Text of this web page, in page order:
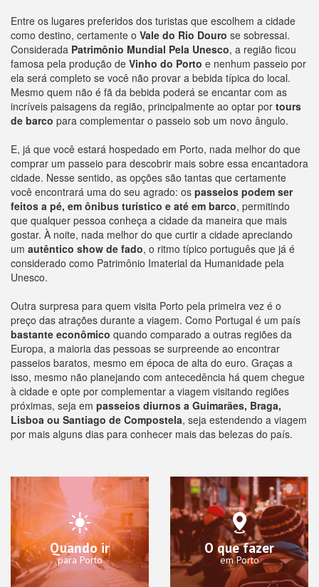
Entre os lugares preferidos dos turistas que escolhem a cidade
como destino, certamente o Vale do Rio Douro se sobressai.
Considerada Patrimônio Mundial Pela Unesco, a região ficou
famosa pela produção de Vinho do Porto e nenhum passeio por
ela será completo se você não provar a bebida típica do local.
Mesmo quem não é fã da bebida poderá se encantar com as
incríveis paisagens da região, principalmente ao optar por tours
de barco para complementar o passeio sob um novo ângulo.
E, já que você estará hospedado em Porto, nada melhor do que
comprar um passeio para descobrir mais sobre essa encantadora
cidade. Nesse sentido, as opções são tantas que certamente
você encontrará uma do seu agrado: os passeios podem ser
feitos a pé, em ônibus turístico e até em barco, permitindo
que qualquer pessoa conheça a cidade da maneira que mais
gostar. À noite, nada melhor do que curtir a cidade apreciando
um autêntico show de fado, o ritmo típico português que já é
considerado como Patrimônio Imaterial da Humanidade pela
Unesco.
Outra surpresa para quem visita Porto pela primeira vez é o
preço das atrações durante a viagem. Como Portugal é um país
bastante econômico quando comparado a outras regiões da
Europa, a maioria das pessoas se surpreende ao encontrar
passeios baratos, mesmo em época de alta do euro. Graças a
isso, mesmo não planejando com antecedência há quem chegue
à cidade e opte por complementar a viagem visitando regiões
próximas, seja em passeios diurnos a Guimarães, Braga,
Lisboa ou Santiago de Compostela, seja estendendo a viagem
por mais alguns dias para conhecer mais das belezas do país.
Quando ir
para Porto
O que fazer
em Porto